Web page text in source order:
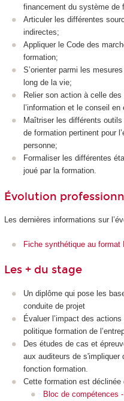
financement du système de
Articuler les différentes
indirectes;
Appliquer le Code des
formation;
S’orienter parmi les
long de la vie;
Relier son action à celle
l’information et le conseil
Maîtriser les différents
de formation pertinent pour
personne;
Formaliser les différentes
joué par la formation.
Évolution
Les dernières informations sur
Fiche synthétique au format
Les + du stage
Un diplôme qui pose les
conduite de projet
Évaluer l’impact des
politique formation de
Des études de cas et
aux auditeurs de
fonction formation.
Cette formation est
Bloc de compétences